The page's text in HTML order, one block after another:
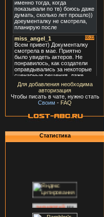
Для добавления необходима
авторизация
Чтобы писать в чате, нужно стать
Своим - FAQ
Статистика